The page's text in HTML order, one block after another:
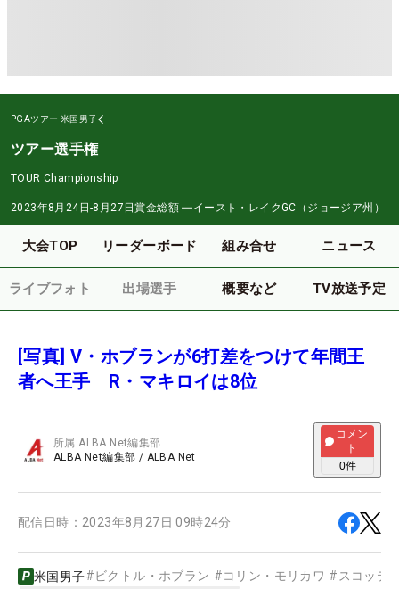
PGAツアー 米国男子
ツアー選手権
TOUR Championship
2023年8月24日-8月27日賞金総額 ―イースト・レイクGC（ジョージア州）
大会TOP リーダーボード 組み合せ ニュース
ライブフォト 出場選手 概要など TV放送予定
[写真] V・ホブランが6打差をつけて年間王
者へ王手 R・マキロイは8位
所属ALBA Net編集部
ALBA Net編集部 / ALBA Net
コメン
ト
0件
配信日時： 2023年8月27日 09時24分
米国男子#ビクトル・ホブラン #コリン・モリカワ #スコッテ